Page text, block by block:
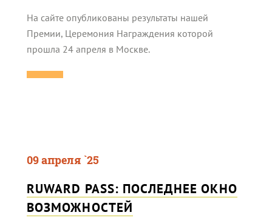
На сайте опубликованы результаты нашей
Премии, Церемония Награждения которой
прошла 24 апреля в Москве.
09 апреля `25
RUWARD PASS: ПОСЛЕДНЕЕ ОКНО
ВОЗМОЖНОСТЕЙ